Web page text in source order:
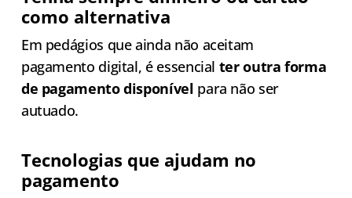
como alternativa
Em pedágios que ainda não aceitam
pagamento digital, é essencial ter outra forma
de pagamento disponível para não ser
autuado.
Tecnologias que ajudam no
pagamento